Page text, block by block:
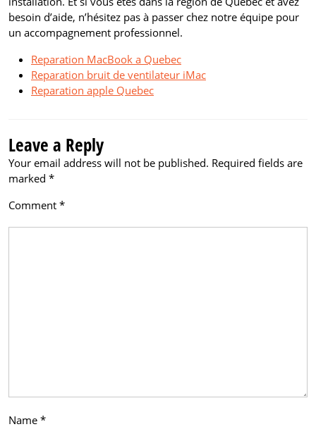
besoin d’aide, n’hésitez pas à passer chez notre équipe pour
un accompagnement professionnel.
Reparation MacBook a Quebec
Reparation bruit de ventilateur iMac
Reparation apple Quebec
Leave a Reply
Your email address will not be published. Required fields are
marked *
Comment *
Name *